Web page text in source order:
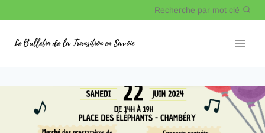
Recherche par mot clé
Le Bulletin de la Transition en Savoie